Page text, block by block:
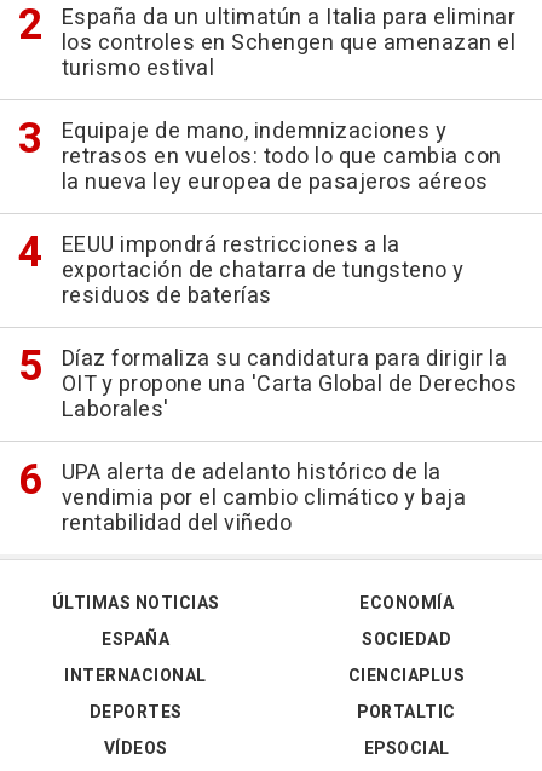
España da un ultimatún a Italia para eliminar
los controles en Schengen que amenazan el
turismo estival
Equipaje de mano, indemnizaciones y
retrasos en vuelos: todo lo que cambia con
la nueva ley europea de pasajeros aéreos
EEUU impondrá restricciones a la
exportación de chatarra de tungsteno y
residuos de baterías
Díaz formaliza su candidatura para dirigir la
OIT y propone una 'Carta Global de Derechos
Laborales'
UPA alerta de adelanto histórico de la
vendimia por el cambio climático y baja
rentabilidad del viñedo
ÚLTIMAS NOTICIAS
ESPAÑA
INTERNACIONAL
DEPORTES
VÍDEOS
ECONOMÍA
SOCIEDAD
CIENCIAPLUS
PORTALTIC
EPSOCIAL